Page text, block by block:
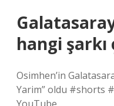
hangi şarkı
Osimhen’in
Yarim” oldu #shorts